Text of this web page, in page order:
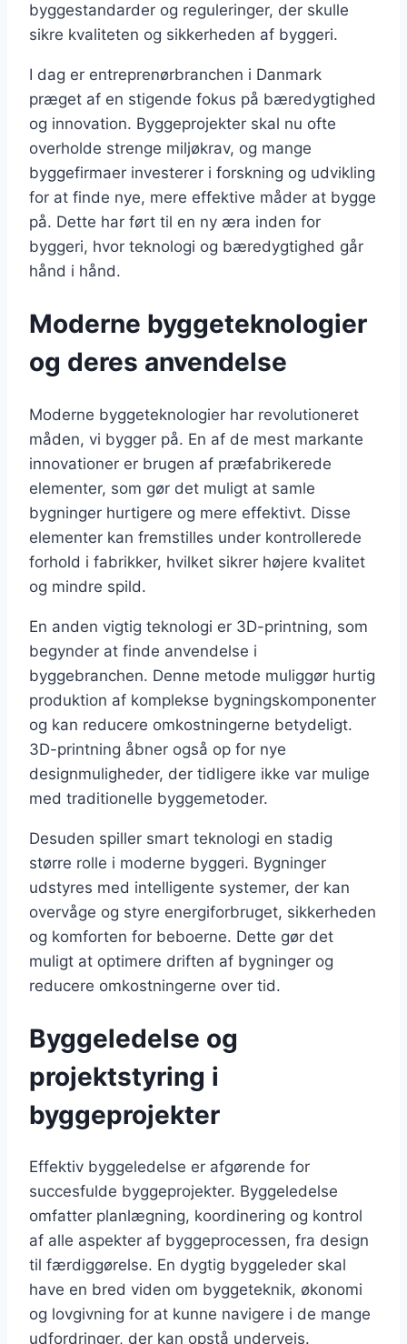
byggestandarder og reguleringer, der skulle
sikre kvaliteten og sikkerheden af byggeri.
I dag er entreprenørbranchen i Danmark
præget af en stigende fokus på bæredygtighed
og innovation. Byggeprojekter skal nu ofte
overholde strenge miljøkrav, og mange
byggefirmaer investerer i forskning og udvikling
for at finde nye, mere effektive måder at bygge
på. Dette har ført til en ny æra inden for
byggeri, hvor teknologi og bæredygtighed går
hånd i hånd.
Moderne byggeteknologier
og deres anvendelse
Moderne byggeteknologier har revolutioneret
måden, vi bygger på. En af de mest markante
innovationer er brugen af præfabrikerede
elementer, som gør det muligt at samle
bygninger hurtigere og mere effektivt. Disse
elementer kan fremstilles under kontrollerede
forhold i fabrikker, hvilket sikrer højere kvalitet
og mindre spild.
En anden vigtig teknologi er 3D-printning, som
begynder at finde anvendelse i
byggebranchen. Denne metode muliggør hurtig
produktion af komplekse bygningskomponenter
og kan reducere omkostningerne betydeligt.
3D-printning åbner også op for nye
designmuligheder, der tidligere ikke var mulige
med traditionelle byggemetoder.
Desuden spiller smart teknologi en stadig
større rolle i moderne byggeri. Bygninger
udstyres med intelligente systemer, der kan
overvåge og styre energiforbruget, sikkerheden
og komforten for beboerne. Dette gør det
muligt at optimere driften af bygninger og
reducere omkostningerne over tid.
Byggeledelse og
projektstyring i
byggeprojekter
Effektiv byggeledelse er afgørende for
succesfulde byggeprojekter. Byggeledelse
omfatter planlægning, koordinering og kontrol
af alle aspekter af byggeprocessen, fra design
til færdiggørelse. En dygtig byggeleder skal
have en bred viden om byggeteknik, økonomi
og lovgivning for at kunne navigere i de mange
udfordringer, der kan opstå undervejs.